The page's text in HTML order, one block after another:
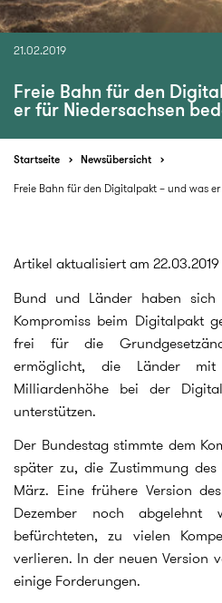
21.02.2019
Freie Bahn für den
er für Niedersachsen
Startseite
Newsübersicht
Freie Bahn für den Digitalpakt – und was
Artikel aktualisiert am 22.03.2019
Bund und Länder haben sich
Kompromiss beim Digitalpakt
frei für die
ermöglicht, die Länder
Milliardenhöhe bei der
unterstützen.
Der Bundestag stimmte dem
später zu, die Zustimmung
März. Eine frühere Version
Dezember noch
befürchteten, zu vielen
verlieren. In der neuen Version
einige Forderungen.